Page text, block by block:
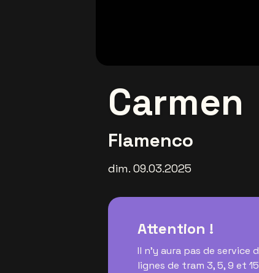
Carmen
Flamenco
dim. 09.03.2025
Attention !
Il n'y aura pas de service
lignes de tram 3, 5, 9 et